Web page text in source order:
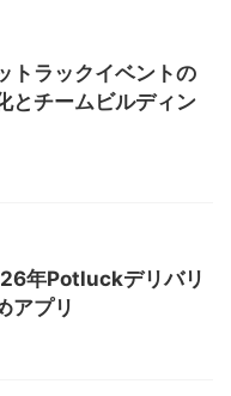
トラックイベントの
とチームビルディン
年Potluckデリバリ
アプリ